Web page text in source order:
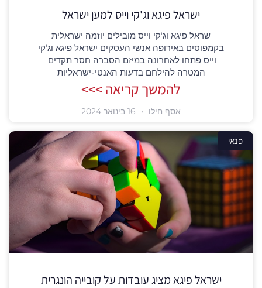
ישראל פיגא וג'קי וייס למען ישראל
שראל פיגא וג'קי וייס מובילים יוזמה ישראלית
בקמפוסים באירופה אנשי העסקים ישראל פיגא וג'קי
וייס פתחו לאחרונה במיזם הסברה חסר תקדים.
המטרה להילחם בדעות האנטי-ישראליות
להמשך קריאה >>>
אסף חילו
פנאי
ישראל פיגא מציג עובדות על קובייה הונגרית